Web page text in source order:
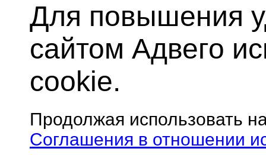
Для повышения
сайтом Адвего
cookie.
Продолжая использовать
Соглашения в отношении